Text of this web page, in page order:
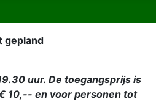
gepland
uur. De toegangsprijs is
10,-- en voor personen tot